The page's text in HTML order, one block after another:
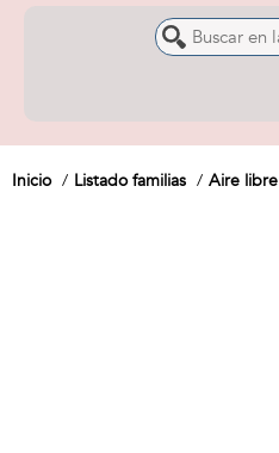
Inicio Listado familias Aire libre